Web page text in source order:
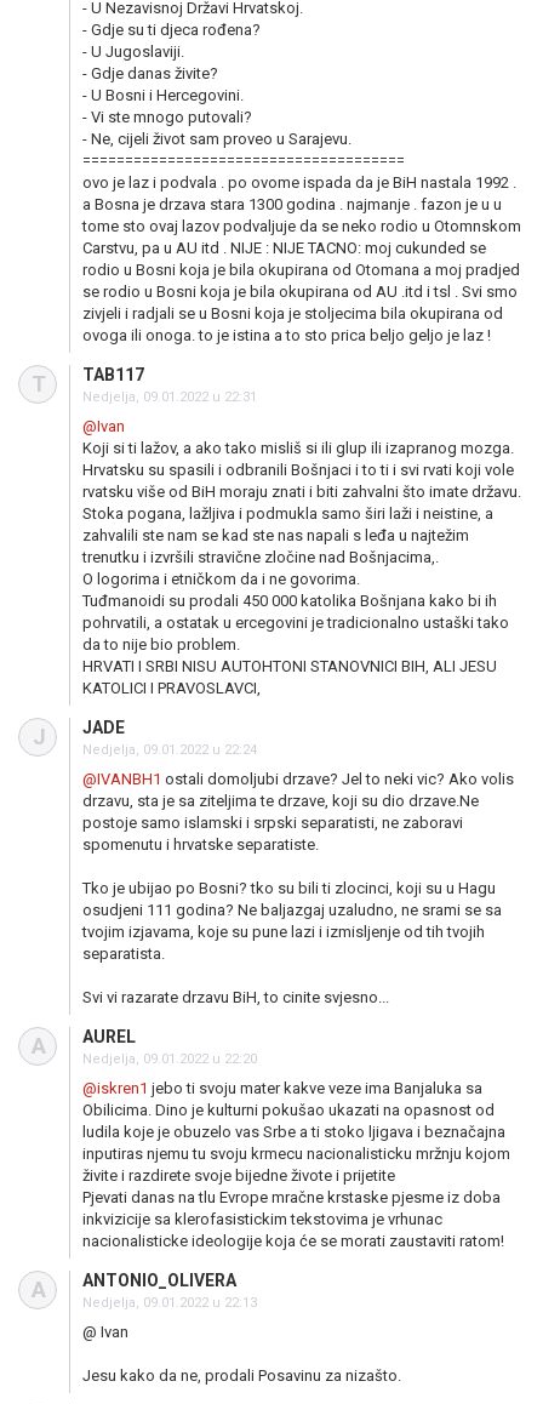
- U Nezavisnoj Državi Hrvatskoj.
- Gdje su ti djeca rođena?
- U Jugoslaviji.
- Gdje danas živite?
- U Bosni i Hercegovini.
- Vi ste mnogo putovali?
- Ne, cijeli život sam proveo u Sarajevu.
======================================
ovo je laz i podvala . po ovome ispada da je BiH nastala 1992 .
a Bosna je drzava stara 1300 godina . najmanje . fazon je u u
tome sto ovaj lazov podvaljuje da se neko rodio u Otomnskom
Carstvu, pa u AU itd . NIJE : NIJE TACNO: moj cukunded se
rodio u Bosni koja je bila okupirana od Otomana a moj pradjed
se rodio u Bosni koja je bila okupirana od AU .itd i tsl . Svi smo
zivjeli i radjali se u Bosni koja je stoljecima bila okupirana od
ovoga ili onoga. to je istina a to sto prica beljo geljo je laz !
T TAB117
Nedjelja, 09.01.2022 u 22:31
@Ivan
Koji si ti lažov, a ako tako misliš si ili glup ili izapranog mozga.
Hrvatsku su spasili i odbranili Bošnjaci i to ti i svi rvati koji vole
rvatsku više od BiH moraju znati i biti zahvalni što imate državu.
Stoka pogana, lažljiva i podmukla samo širi laži i neistine, a
zahvalili ste nam se kad ste nas napali s leđa u najtežim
trenutku i izvršili stravične zločine nad Bošnjacima,.
O logorima i etničkom da i ne govorima.
Tuđmanoidi su prodali 450 000 katolika Bošnjana kako bi ih
pohrvatili, a ostatak u ercegovini je tradicionalno ustaški tako
da to nije bio problem.
HRVATI I SRBI NISU AUTOHTONI STANOVNICI BIH, ALI JESU
KATOLICI I PRAVOSLAVCI,
J JADE
Nedjelja, 09.01.2022 u 22:24
@IVANBH1 ostali domoljubi drzave? Jel to neki vic? Ako volis
drzavu, sta je sa ziteljima te drzave, koji su dio drzave.Ne
postoje samo islamski i srpski separatisti, ne zaboravi
spomenutu i hrvatske separatiste.
Tko je ubijao po Bosni? tko su bili ti zlocinci, koji su u Hagu
osudjeni 111 godina? Ne baljazgaj uzaludno, ne srami se sa
tvojim izjavama, koje su pune lazi i izmisljenje od tih tvojih
separatista.
Svi vi razarate drzavu BiH, to cinite svjesno...
A AUREL
Nedjelja, 09.01.2022 u 22:20
@iskren1 jebo ti svoju mater kakve veze ima Banjaluka sa
Obilicima. Dino je kulturni pokušao ukazati na opasnost od
ludila koje je obuzelo vas Srbe a ti stoko ljigava i beznačajna
inputiras njemu tu svoju krmecu nacionalisticku mržnju kojom
živite i razdirete svoje bijedne živote i prijetite
Pjevati danas na tlu Evrope mračne krstaske pjesme iz doba
inkvizicije sa klerofasistickim tekstovima je vrhunac
nacionalisticke ideologije koja će se morati zaustaviti ratom!
A ANTONIO_OLIVERA
Nedjelja, 09.01.2022 u 22:13
@ Ivan
Jesu kako da ne, prodali Posavinu za nizašto.